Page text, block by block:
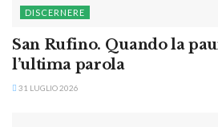
DISCERNERE
San Rufino. Quando la
l’ultima parola
31 LUGLIO 2026